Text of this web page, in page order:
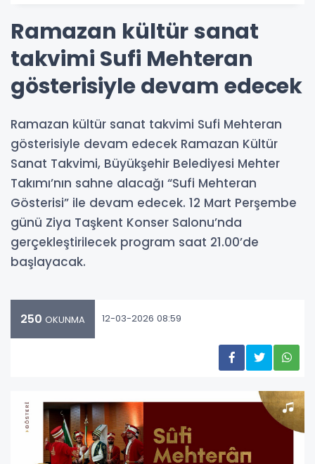
Ramazan kültür sanat
takvimi Sufi Mehteran
gösterisiyle devam edecek
Ramazan kültür sanat takvimi Sufi Mehteran
gösterisiyle devam edecek Ramazan Kültür
Sanat Takvimi, Büyükşehir Belediyesi Mehter
Takımı’nın sahne alacağı “Sufi Mehteran
Gösterisi” ile devam edecek. 12 Mart Perşembe
günü Ziya Taşkent Konser Salonu’nda
gerçekleştirilecek program saat 21.00’de
başlayacak.
250 OKUNMA 12-03-2026 08:59